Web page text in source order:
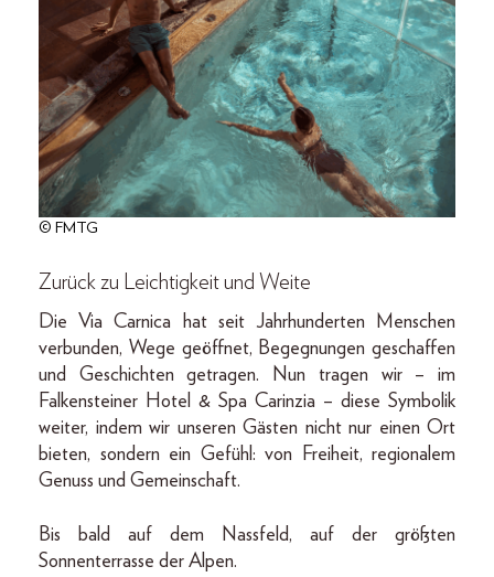
© FMTG
Zurück zu Leichtigkeit und Weite
Die Via Carnica hat seit Jahrhunderten Menschen
verbunden, Wege geöffnet, Begegnungen geschaffen
und Geschichten getragen. Nun tragen wir – im
Falkensteiner Hotel & Spa Carinzia – diese Symbolik
weiter, indem wir unseren Gästen nicht nur einen Ort
bieten, sondern ein Gefühl: von Freiheit, regionalem
Genuss und Gemeinschaft.
Bis bald auf dem Nassfeld, auf der größten
Sonnenterrasse der Alpen.